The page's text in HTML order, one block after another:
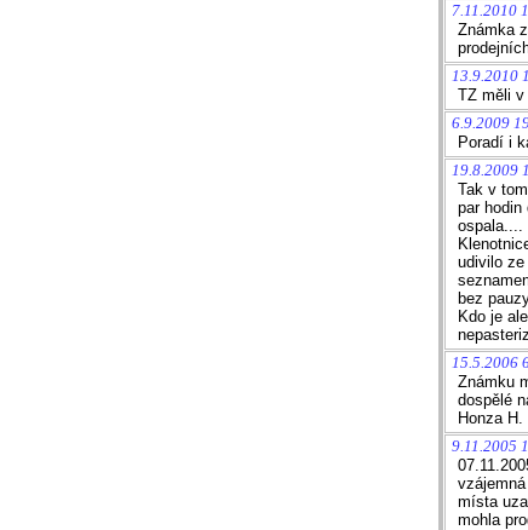
7.11.2010
Známka
13.9.2010
TZ měli v
6.9.2009
Poradí i
19.8.2009
Tak v
par hodin
ospala....
udivilo
bez
Kdo je
15.5.2006
Známku
dospělé
Honza H.
9.11.2005
místa
mohla